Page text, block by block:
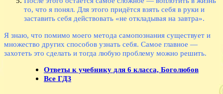
то, что я понял. Для этого придётся взять себя в руки и
заставить себя действовать «не откладывая на завтра».
Я знаю, что помимо моего метода самопознания существует и
множество других способов узнать себя. Самое главное —
захотеть это сделать и тогда любую проблему можно решить.
Ответы к учебнику для 6 класса, Боголюбов
Все ГДЗ